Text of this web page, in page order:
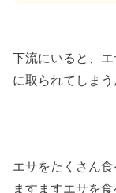
下流にいると、
に取られてしまう
エサをたくさん
ますますエサを